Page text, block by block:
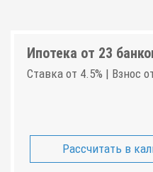
Ипотека от 23
Ставка от 4.5% | Взнос
Рассчитать в